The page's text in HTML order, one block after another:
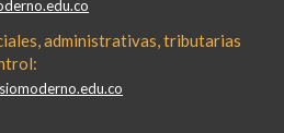
administrativas, tributarias